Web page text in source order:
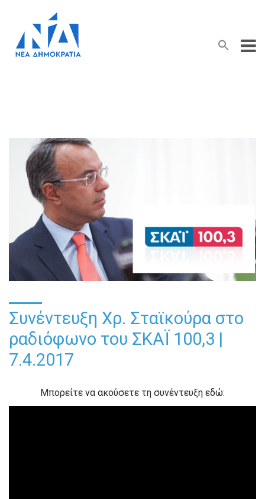
Search
Search Button
Συνέντευξη Χρ. Σταϊκούρα στο
ραδιόφωνο του ΣΚΑΪ 100,3 |
7.4.2017
Μπορείτε να ακούσετε τη συνέντευξη εδώ: